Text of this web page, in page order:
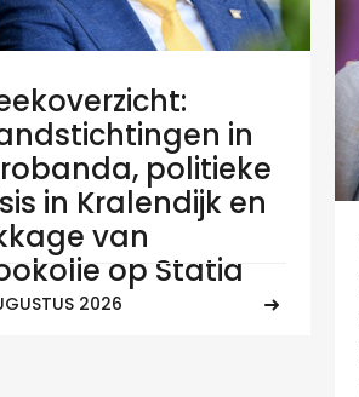
in
politieke
in Kralendijk en
van
op Statia
2026